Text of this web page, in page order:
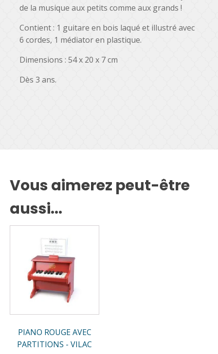
de la musique aux petits comme aux grands !
Contient : 1 guitare en bois laqué et illustré avec
6 cordes, 1 médiator en plastique.
Dimensions : 54 x 20 x 7 cm
Dès 3 ans.
Vous aimerez peut-être
aussi...
PIANO ROUGE AVEC
PARTITIONS - VILAC